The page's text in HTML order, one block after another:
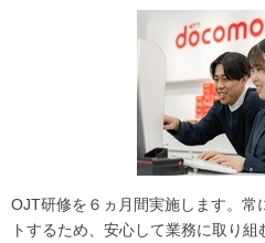
OJT研修を６ヵ月間実施します。常
トするため、安心して業務に取り